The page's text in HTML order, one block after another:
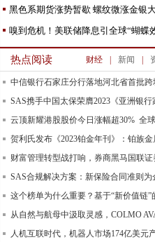
黑色系期货涨势暂歇 螺纹微涨金银
嗅到危机！美联储降息引全球“蝴蝶
今日这家央行
热点阅读 财经 新闻
中信银行石家庄分行落地河北省首批跨
水平
SAS携手中国太保荣膺2023《亚洲银行
合规
云顶新耀港股股价今日涨幅超30% 全
肾
贺利氏发布《2023铂金年刊》：铂族
求预计
财富管理转型战打响，券商黑马国联证
领跑基
SAS合规解决方案：新保险合同准则为
新的机
这个榜单为什么重要？基于“新价值链”
易善
从自然与航母中汲取灵感，COLMO
境空调自由
人机互联时代，机器人市场174亿美元